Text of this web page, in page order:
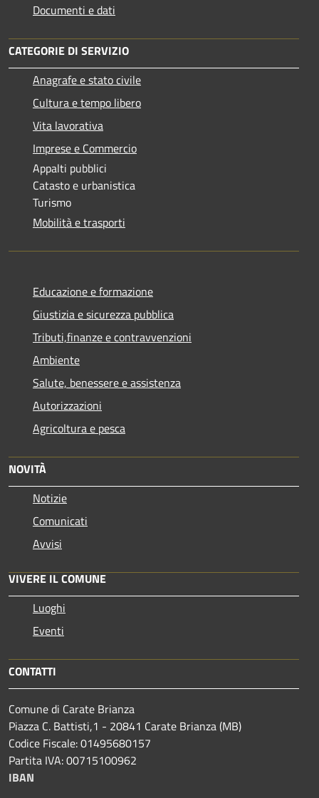
Documenti e dati
CATEGORIE DI SERVIZIO
Anagrafe e stato civile
Cultura e tempo libero
Vita lavorativa
Imprese e Commercio
Appalti pubblici
Catasto e urbanistica
Turismo
Mobilità e trasporti
Educazione e formazione
Giustizia e sicurezza pubblica
Tributi,finanze e contravvenzioni
Ambiente
Salute, benessere e assistenza
Autorizzazioni
Agricoltura e pesca
NOVITÀ
Notizie
Comunicati
Avvisi
VIVERE IL COMUNE
Luoghi
Eventi
CONTATTI
Comune di Carate Brianza
Piazza C. Battisti,1 - 20841 Carate Brianza (MB)
Codice Fiscale: 01495680157
Partita IVA: 00715100962
IBAN